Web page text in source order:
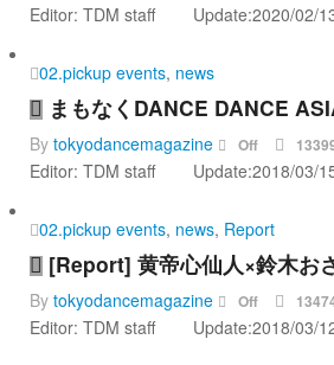
Editor: TDM staff Update:2020/02/13
02.pickup events, news
まもなくDANCE DANCE
By tokyodancemagazine Off
Editor: TDM staff Update:2018/03/15
02.pickup events, news, Report
[Report] 黄帝心仙人×鈴木お
By tokyodancemagazine Off
Editor: TDM staff Update:2018/03/12